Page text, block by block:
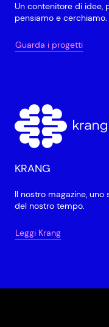
Un contenitore di idee,
pensiamo e cerchiamo.
Guarda i progetti
KRANG
Il nostro magazine,
del nostro tempo.
Leggi Krang